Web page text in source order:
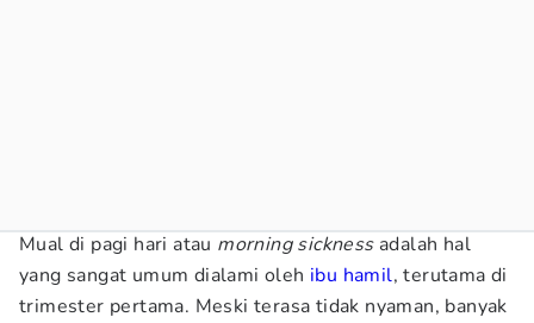
Mual di pagi hari atau morning sicknessadalah hal
yang sangat umum dialami oleh ibu hamil, terutama di
trimester pertama. Meski terasa tidak nyaman, banyak